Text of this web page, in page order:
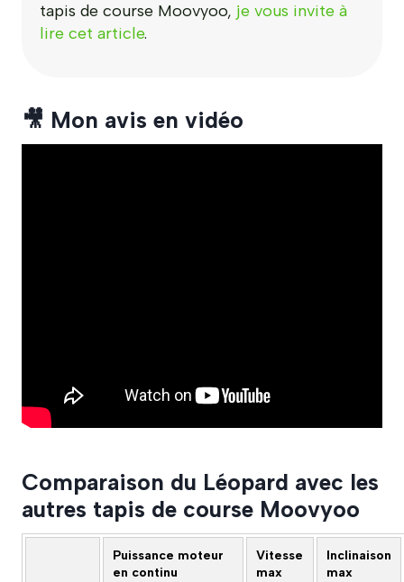
tapis de course Moovyoo, je vous invite à
lire cet article.
🎥 Mon avis en vidéo
Comparaison du Léopard avec les
autres tapis de course Moovyoo
Puissance moteur
en continu
Vitesse
max
Inclinaison
max